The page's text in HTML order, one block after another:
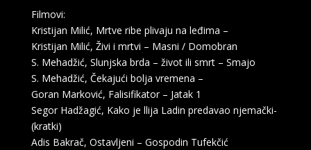
Filmovi:
Kristijan Milić, Mrtve ribe plivaju na leđima –
Kristijan Milić, Živi i mrtvi – Masni / Domobran
S. Mehadžić, Slunjska brda – život ili smrt – Smajo
S. Mehadžić, Čekajući bolja vremena –
Goran Marković, Falisifikator – Jatak 1
Segor Hadžagić, Kako je llija Ladin predavao njemački-
(kratki)
Adis Bakrač, Ostavljeni – Gospodin Tufekčić